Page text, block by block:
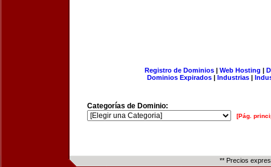
Registro de Dominios| Web Hosting |
Dominios Expirados | Industrias |
Categorías de Dominio:
[Pág.
** Precios